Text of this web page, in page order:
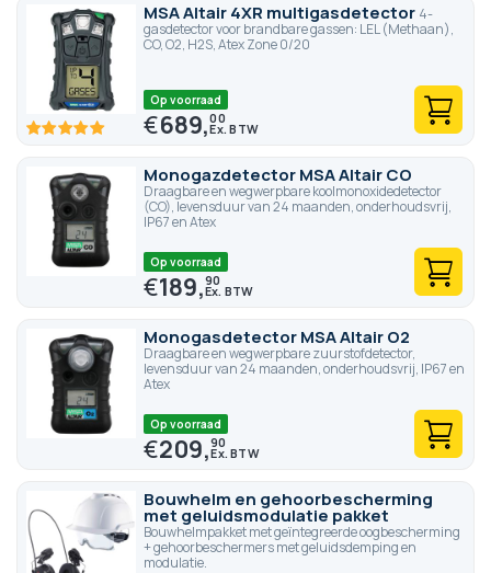
MSA Altair 4XR multigasdetector 4-
gasdetector voor brandbare gassen: LEL (Methaan),
CO, O2, H2S, Atex Zone 0/20
100 100
Op voorraad
€689,00
Monogazdetector MSA Altair CO
Draagbare en wegwerpbare koolmonoxidedetector
(CO), levensduur van 24 maanden, onderhoudsvrij,
IP67 en Atex
Op voorraad
€189,90
Monogasdetector MSA Altair O2
Draagbare en wegwerpbare zuurstofdetector,
levensduur van 24 maanden, onderhoudsvrij, IP67 en
Atex
Op voorraad
€209,90
Bouwhelm en gehoorbescherming
met geluidsmodulatie pakket
Bouwhelmpakket met geïntegreerde oogbescherming
+ gehoorbeschermers met geluidsdemping en
modulatie.